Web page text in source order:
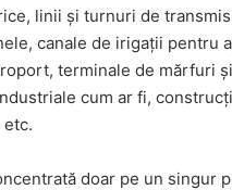
linii și turnuri de
canale de irigații pentru
terminale de mărfuri
cum ar fi,
doar pe un singur